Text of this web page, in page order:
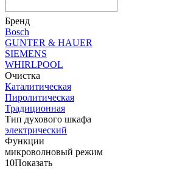
Бренд
Bosch
GUNTER & HAUER
SIEMENS
WHIRLPOOL
Очистка
Каталитическая
Пиролитическая
Традиционная
Тип духового шкафа
электрический
Функции
микроволновый режим
10Показать